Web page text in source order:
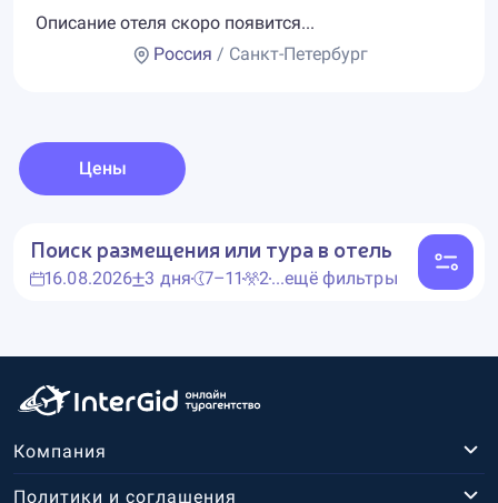
Описание отеля скоро появится...
Россия / Санкт-Петербург
Цены
Поиск размещения или тура в отель
16.08.2026 3 дня 7–11 2...ещё фильтры
Компания
Политики и соглашения